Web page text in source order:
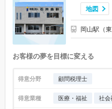
地図
岡山駅（
お客様の夢を目標に変える
得意分野 顧問税理士
得意業種 医療・福祉 社会